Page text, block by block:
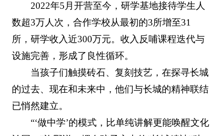
2022年5月开营至今，研学基地接待学生人
数超3万人次，合作学校从最初的3所增至31
所，研学收入近300万元。收入反哺课程迭代与
设施完善，形成了良性循环。
当孩子们触摸砖石、复刻技艺，在探寻长城
的过去、现在和未来中，他们与长城的精神联结
已悄然建立。
“‘做中学’的模式，比单纯讲解更能唤醒文化